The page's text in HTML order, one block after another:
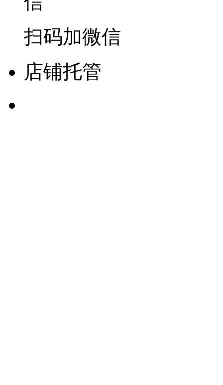
扫码加微信
店铺托管